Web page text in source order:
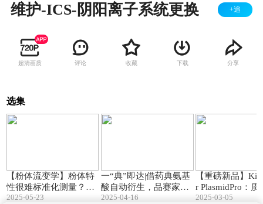
维护-ICS-阴阳离子系统更换 +追
超清画质 评论 收藏 下载 分享
选集
【粉体流变学】粉体特
性很难标准化测量？赛
默飞有新招
2025-05-23
一“典”即达|借药典氨基
酸自动衍生，品赛家液
相智能化流程
2025-04-16
【重磅新品】
r PlasmidPro：质
从此一键搞定！
2025-03-05